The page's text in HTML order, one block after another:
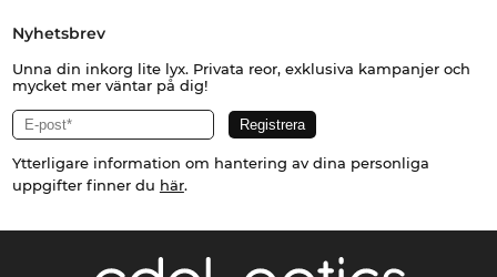
Nyhetsbrev
Unna din inkorg lite lyx. Privata reor, exklusiva kampanjer och
mycket mer väntar på dig!
Ytterligare information om hantering av dina personliga
uppgifter finner du här.